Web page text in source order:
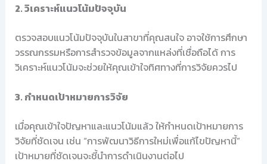
2. วิเคราะห์แนวโน้มปัจจุบัน
ตรวจสอบแนวโน้มปัจจุบันในสาขาที่คุณสนใจ อาจใช้การศึกษา
วรรณกรรมหรือการสำรวจข้อมูลจากแหล่งที่เชื่อถือได้ การ
วิเคราะห์แนวโน้มจะช่วยให้คุณเข้าใจทิศทางที่การวิจัยควรไป
3. กำหนดเป้าหมายการวิจัย
เมื่อคุณเข้าใจปัญหาและแนวโน้มแล้ว ให้กำหนดเป้าหมายการ
วิจัยที่ชัดเจน เช่น “การพัฒนาวิธีการใหม่เพื่อแก้ไขปัญหานี้”
เป้าหมายที่ชัดเจนจะชี้นำการดำเนินงานต่อไป